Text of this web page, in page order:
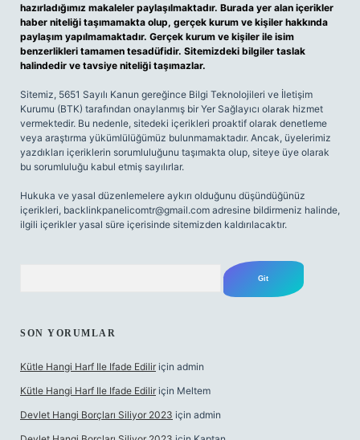
hazırladığımız makaleler paylaşılmaktadır. Burada yer alan içerikler
haber niteliği taşımamakta olup, gerçek kurum ve kişiler hakkında
paylaşım yapılmamaktadır. Gerçek kurum ve kişiler ile isim
benzerlikleri tamamen tesadüfidir. Sitemizdeki bilgiler taslak
halindedir ve tavsiye niteliği taşımazlar.
Sitemiz, 5651 Sayılı Kanun gereğince Bilgi Teknolojileri ve İletişim
Kurumu (BTK) tarafından onaylanmış bir Yer Sağlayıcı olarak hizmet
vermektedir. Bu nedenle, sitedeki içerikleri proaktif olarak denetleme
veya araştırma yükümlülüğümüz bulunmamaktadır. Ancak, üyelerimiz
yazdıkları içeriklerin sorumluluğunu taşımakta olup, siteye üye olarak
bu sorumluluğu kabul etmiş sayılırlar.
Hukuka ve yasal düzenlemelere aykırı olduğunu düşündüğünüz
içerikleri, backlinkpanelicomtr@gmail.com adresine bildirmeniz halinde,
ilgili içerikler yasal süre içerisinde sitemizden kaldırılacaktır.
SON YORUMLAR
Kütle Hangi Harf Ile Ifade Edilir için admin
Kütle Hangi Harf Ile Ifade Edilir için Meltem
Devlet Hangi Borçları Siliyor 2023 için admin